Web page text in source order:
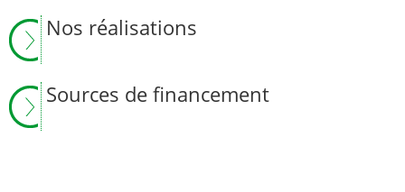
Nos réalisations
Sources de financement